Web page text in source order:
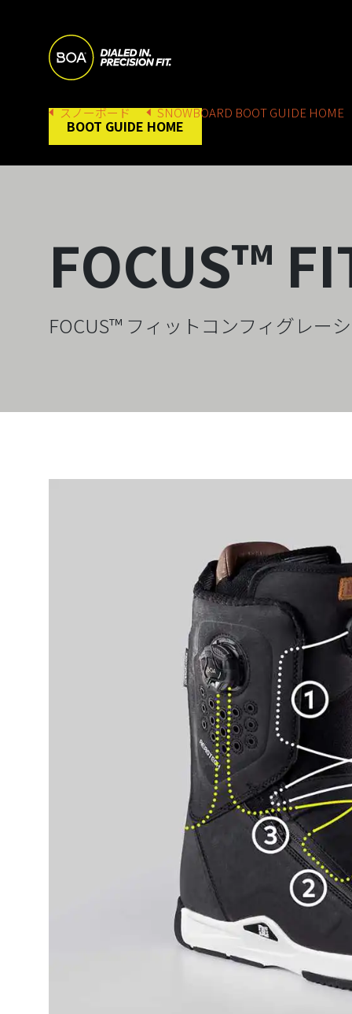
A
I
N
V
A
T
I
O
N
Begin main content
B
R
A
D
R
スノーボード SNOWBOARD BOOT GUIDE HOME
BOOT GUIDE HOME
FOCUS™
FOCUS™ フィットコンフィグレー